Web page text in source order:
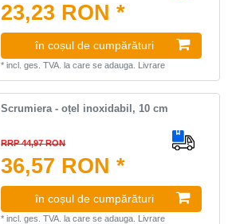
23,23 RON *
în coșul de cumpărături
*incl. ges. TVA. la care se adauga. Livrare
Scrumiera - oțel inoxidabil, 10 cm
RRP 44,97 RON
36,57 RON *
în coșul de cumpărături
*incl. ges. TVA. la care se adauga. Livrare